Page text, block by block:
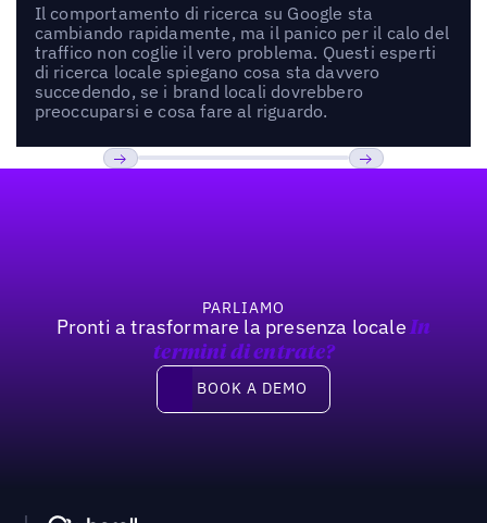
Il comportamento di ricerca su Google sta
cambiando rapidamente, ma il panico per il calo del
traffico non coglie il vero problema. Questi esperti
di ricerca locale spiegano cosa sta davvero
succedendo, se i brand locali dovrebbero
preoccuparsi e cosa fare al riguardo.
PARLIAMO
Pronti a trasformare la presenza locale In
termini di entrate?
Book a demo
BOOK A DEMO